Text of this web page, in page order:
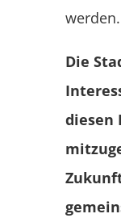
werden.
Die
diesen